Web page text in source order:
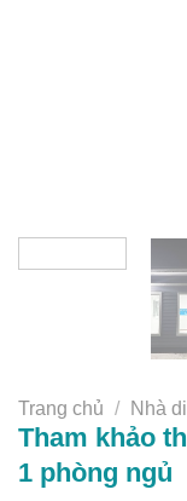
Trang chủ / Nhà
Tham khảo
1 phòng ngủ